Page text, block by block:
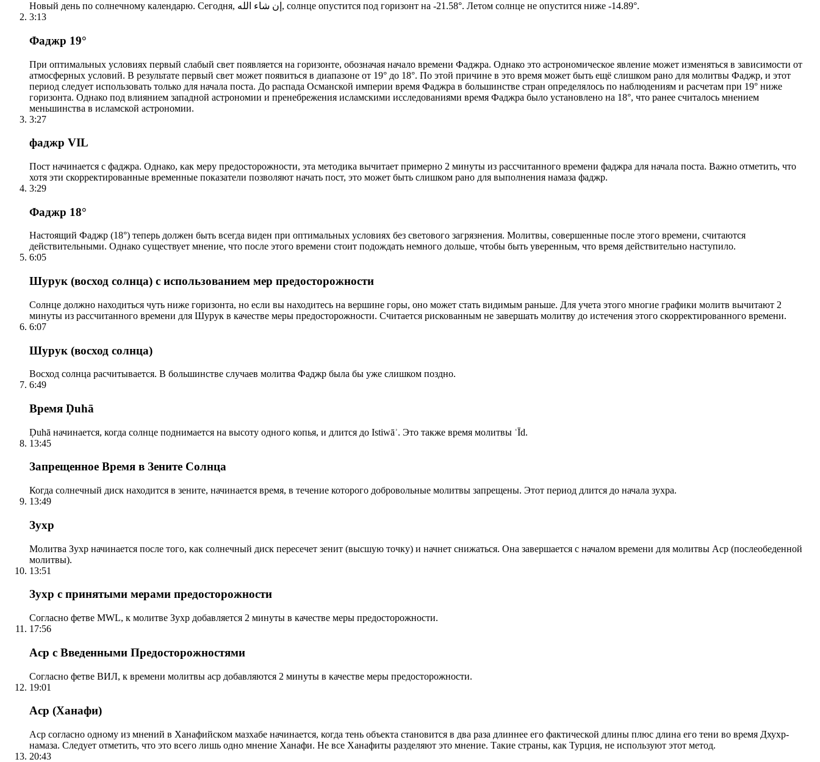
Новый день по солнечному календарю. Сегодня, إن شاء الله, солнце опустится под горизонт на -21.58°. Летом солнце не опустится ниже -14.89°.
3:13
Фаджр 19°
При оптимальных условиях первый слабый свет появляется на горизонте, обозначая начало времени Фаджра. Однако это астрономическое явление может изменяться в зависимости от
атмосферных условий. В результате первый свет может появиться в диапазоне от 19° до 18°. По этой причине в это время может быть ещё слишком рано для молитвы Фаджр, и этот
период следует использовать только для начала поста. До распада Османской империи время Фаджра в большинстве стран определялось по наблюдениям и расчетам при 19° ниже
горизонта. Однако под влиянием западной астрономии и пренебрежения исламскими исследованиями время Фаджра было установлено на 18°, что ранее считалось мнением
меньшинства в исламской астрономии.
3:27
фаджр VIL
Пост начинается с фаджра. Однако, как меру предосторожности, эта методика вычитает примерно 2 минуты из рассчитанного времени фаджра для начала поста. Важно отметить, что
хотя эти скорректированные временные показатели позволяют начать пост, это может быть слишком рано для выполнения намаза фаджр.
3:29
Фаджр 18°
Настоящий Фаджр (18°) теперь должен быть всегда виден при оптимальных условиях без светового загрязнения. Молитвы, совершенные после этого времени, считаются
действительными. Однако существует мнение, что после этого времени стоит подождать немного дольше, чтобы быть уверенным, что время действительно наступило.
6:05
Шурук (восход солнца) с использованием мер предосторожности
Солнце должно находиться чуть ниже горизонта, но если вы находитесь на вершине горы, оно может стать видимым раньше. Для учета этого многие графики молитв вычитают 2
минуты из рассчитанного времени для Шурук в качестве меры предосторожности. Считается рискованным не завершать молитву до истечения этого скорректированного времени.
6:07
Шурук (восход солнца)
Восход солнца расчитывается. В большинстве случаев молитва Фаджр была бы уже слишком поздно.
6:49
Время Ḍuhā
Ḍuhā начинается, когда солнце поднимается на высоту одного копья, и длится до Istiwāʾ. Это также время молитвы ʿĪd.
13:45
Запрещенное Время в Зените Солнца
Когда солнечный диск находится в зените, начинается время, в течение которого добровольные молитвы запрещены. Этот период длится до начала зухра.
13:49
Зухр
Молитва Зухр начинается после того, как солнечный диск пересечет зенит (высшую точку) и начнет снижаться. Она завершается с началом времени для молитвы Аср (послеобеденной
молитвы).
13:51
Зухр с принятыми мерами предосторожности
Согласно фетве MWL, к молитве Зухр добавляется 2 минуты в качестве меры предосторожности.
17:56
Аср с Введенными Предосторожностями
Согласно фетве ВИЛ, к времени молитвы аср добавляются 2 минуты в качестве меры предосторожности.
19:01
Аср (Ханафи)
Аср согласно одному из мнений в Ханафийском мазхабе начинается, когда тень объекта становится в два раза длиннее его фактической длины плюс длина его тени во время Дхухр-
намаза. Следует отметить, что это всего лишь одно мнение Ханафи. Не все Ханафиты разделяют это мнение. Такие страны, как Турция, не используют этот метод.
20:43